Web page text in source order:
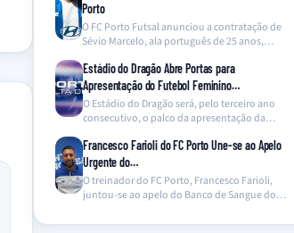
Porto
O FC Porto Futsal anunciou a contratação de
Sévio Marcelo, ala português de 25 anos,
Estádio do Dragão Abre Portas para
Apresentação do Futebol Feminino…
O Estádio do Dragão será, pelo terceiro ano
consecutivo, o palco da apresentação da
Francesco Farioli do FC Porto Une-se ao Apelo
Urgente do…
O treinador do FC Porto, Francesco Farioli,
juntou-se ao apelo do Banco de Sangue do